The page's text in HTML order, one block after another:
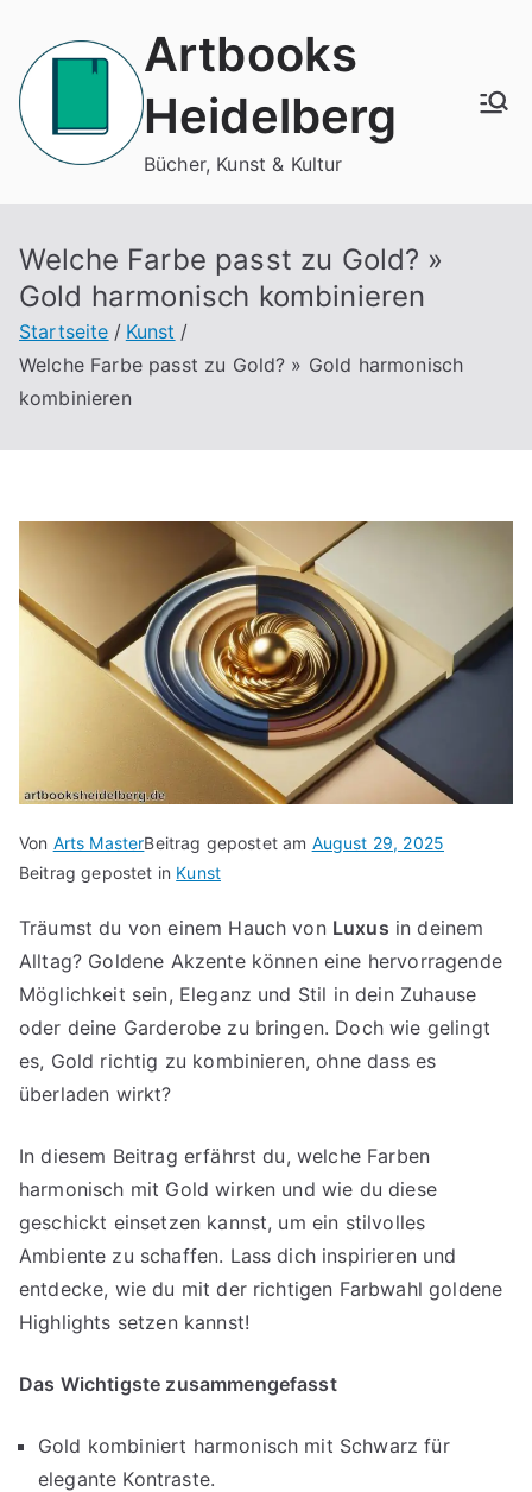
Inhalt
springen
Artbooks
Heidelberg
Bücher, Kunst & Kultur
Welche Farbe passt zu Gold? »
Gold harmonisch kombinieren
Startseite
Kunst
Welche Farbe passt zu Gold? » Gold harmonisch
kombinieren
Von Arts MasterBeitrag gepostet am August 29, 2025
Beitrag gepostet in Kunst
Träumst du von einem Hauch von Luxus in deinem
Alltag? Goldene Akzente können eine hervorragende
Möglichkeit sein, Eleganz und Stil in dein Zuhause
oder deine Garderobe zu bringen. Doch wie gelingt
es, Gold richtig zu kombinieren, ohne dass es
überladen wirkt?
In diesem Beitrag erfährst du, welche Farben
harmonisch mit Gold wirken und wie du diese
geschickt einsetzen kannst, um ein stilvolles
Ambiente zu schaffen. Lass dich inspirieren und
entdecke, wie du mit der richtigen Farbwahl goldene
Highlights setzen kannst!
Das Wichtigste zusammengefasst
Gold kombiniert harmonisch mit Schwarz für
elegante Kontraste.